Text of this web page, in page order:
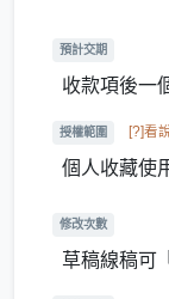
預計交期
收款項後一
授權範圍 [?]看
個人收藏使
修改次數
草稿線稿可